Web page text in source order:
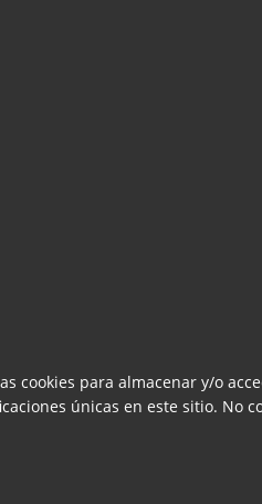
cookies para almacenar y/o
únicas en este sitio.